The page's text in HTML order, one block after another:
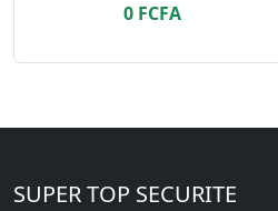
0 FCFA
SUPER TOP SECURITE